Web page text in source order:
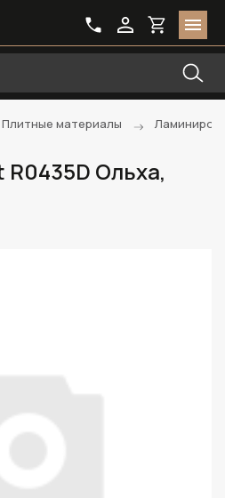
Плитные материалы
Ольха,